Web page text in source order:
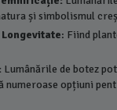
și simbolismul
: Fiind
Lumânările de botez
numeroase opțiuni